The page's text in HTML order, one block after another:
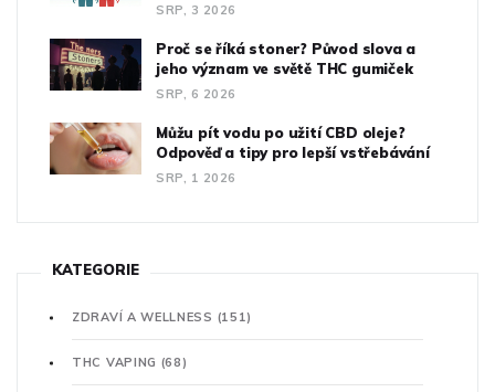
SRP, 3 2026
Proč se říká stoner? Původ slova a
jeho význam ve světě THC gumiček
SRP, 6 2026
Můžu pít vodu po užití CBD oleje?
Odpověď a tipy pro lepší vstřebávání
SRP, 1 2026
KATEGORIE
ZDRAVÍ A WELLNESS (151)
THC VAPING (68)